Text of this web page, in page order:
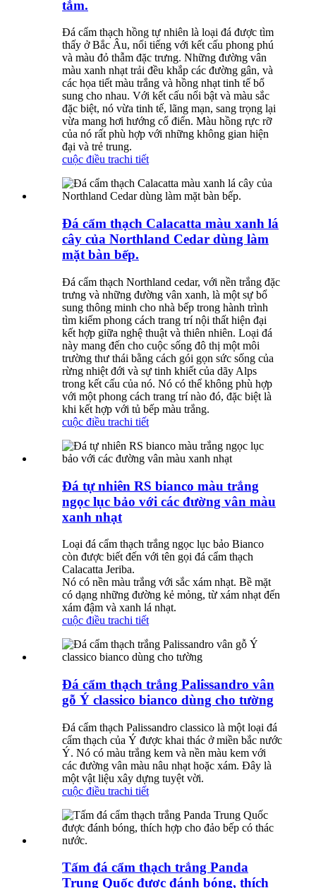
tắm.
Đá cẩm thạch hồng tự nhiên là loại đá được tìm
thấy ở Bắc Âu, nổi tiếng với kết cấu phong phú
và màu đỏ thẫm đặc trưng. Những đường vân
màu xanh nhạt trải đều khắp các đường gân, và
các họa tiết màu trắng và hồng nhạt tinh tế bổ
sung cho nhau. Với kết cấu nổi bật và màu sắc
đặc biệt, nó vừa tinh tế, lãng mạn, sang trọng lại
vừa mang hơi hướng cổ điển. Màu hồng rực rỡ
của nó rất phù hợp với những không gian hiện
đại và trẻ trung.
cuộc điều trachi tiết
Đá cẩm thạch Calacatta màu xanh lá
cây của Northland Cedar dùng làm
mặt bàn bếp.
Đá cẩm thạch Northland cedar, với nền trắng đặc
trưng và những đường vân xanh, là một sự bổ
sung thông minh cho nhà bếp trong hành trình
tìm kiếm phong cách trang trí nội thất hiện đại
kết hợp giữa nghệ thuật và thiên nhiên. Loại đá
này mang đến cho cuộc sống đô thị một môi
trường thư thái bằng cách gói gọn sức sống của
rừng nhiệt đới và sự tinh khiết của dãy Alps
trong kết cấu của nó. Nó có thể không phù hợp
với một phong cách trang trí nào đó, đặc biệt là
khi kết hợp với tủ bếp màu trắng.
cuộc điều trachi tiết
Đá tự nhiên RS bianco màu trắng
ngọc lục bảo với các đường vân màu
xanh nhạt
Loại đá cẩm thạch trắng ngọc lục bảo Bianco
còn được biết đến với tên gọi đá cẩm thạch
Calacatta Jeriba.
Nó có nền màu trắng với sắc xám nhạt. Bề mặt
có dạng những đường kẻ mỏng, từ xám nhạt đến
xám đậm và xanh lá nhạt.
cuộc điều trachi tiết
Đá cẩm thạch trắng Palissandro vân
gỗ Ý classico bianco dùng cho tường
Đá cẩm thạch Palissandro classico là một loại đá
cẩm thạch của Ý được khai thác ở miền bắc nước
Ý. Nó có màu trắng kem và nền màu kem với
các đường vân màu nâu nhạt hoặc xám. Đây là
một vật liệu xây dựng tuyệt vời.
cuộc điều trachi tiết
Tấm đá cẩm thạch trắng Panda
Trung Quốc được đánh bóng, thích